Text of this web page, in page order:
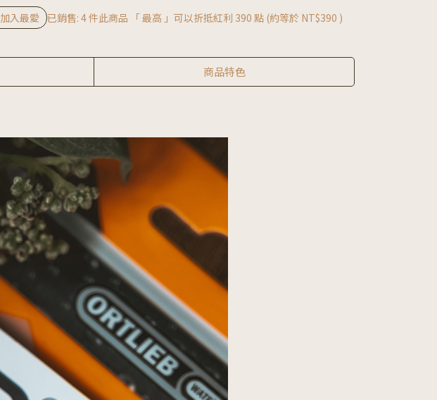
加入最愛 已銷售: 4 件此商品 「 最高 」可以折抵紅利 390 點 (約等於 NT$390 )
商品特色